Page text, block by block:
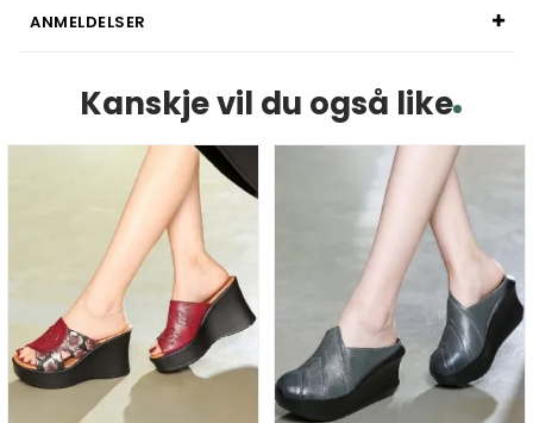
ANMELDELSER
Kanskje vil du også like